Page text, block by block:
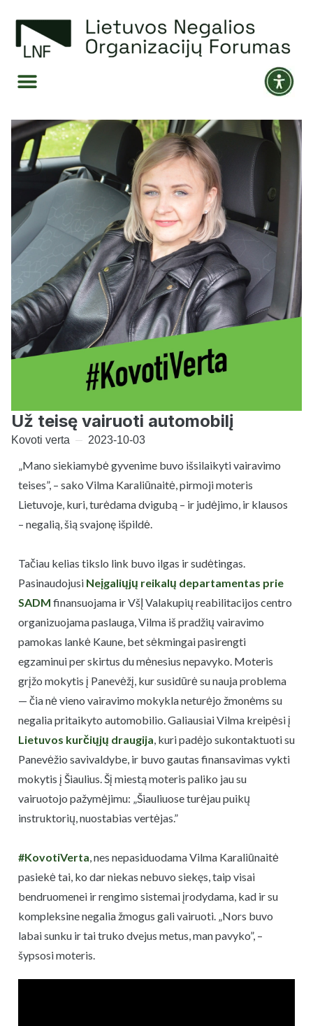
Už teisę vairuoti automobilį
Kovoti verta 2023-10-03
„Mano siekiamybė gyvenime buvo išsilaikyti vairavimo
teises”, – sako Vilma Karaliūnaitė, pirmoji moteris
Lietuvoje, kuri, turėdama dvigubą – ir judėjimo, ir klausos
– negalią, šią svajonę išpildė.
Tačiau kelias tikslo link buvo ilgas ir sudėtingas.
Pasinaudojusi Neįgaliųjų reikalų departamentas prie
SADM finansuojama ir VšĮ Valakupių reabilitacijos centro
organizuojama paslauga, Vilma iš pradžių vairavimo
pamokas lankė Kaune, bet sėkmingai pasirengti
egzaminui per skirtus du mėnesius nepavyko. Moteris
grįžo mokytis į Panevėžį, kur susidūrė su nauja problema
— čia nė vieno vairavimo mokykla neturėjo žmonėms su
negalia pritaikyto automobilio. Galiausiai Vilma kreipėsi į
Lietuvos kurčiųjų draugija, kuri padėjo sukontaktuoti su
Panevėžio savivaldybe, ir buvo gautas finansavimas vykti
mokytis į Šiaulius. Šį miestą moteris paliko jau su
vairuotojo pažymėjimu: „Šiauliuose turėjau puikų
instruktorių, nuostabias vertėjas.”
#KovotiVerta, nes nepasiduodama Vilma Karaliūnaitė
pasiekė tai, ko dar niekas nebuvo siekęs, taip visai
bendruomenei ir rengimo sistemai įrodydama, kad ir su
kompleksine negalia žmogus gali vairuoti. „Nors buvo
labai sunku ir tai truko dvejus metus, man pavyko”, –
šypsosi moteris.